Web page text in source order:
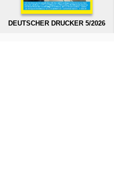
DEUTSCHER DRUCKER 5/2026